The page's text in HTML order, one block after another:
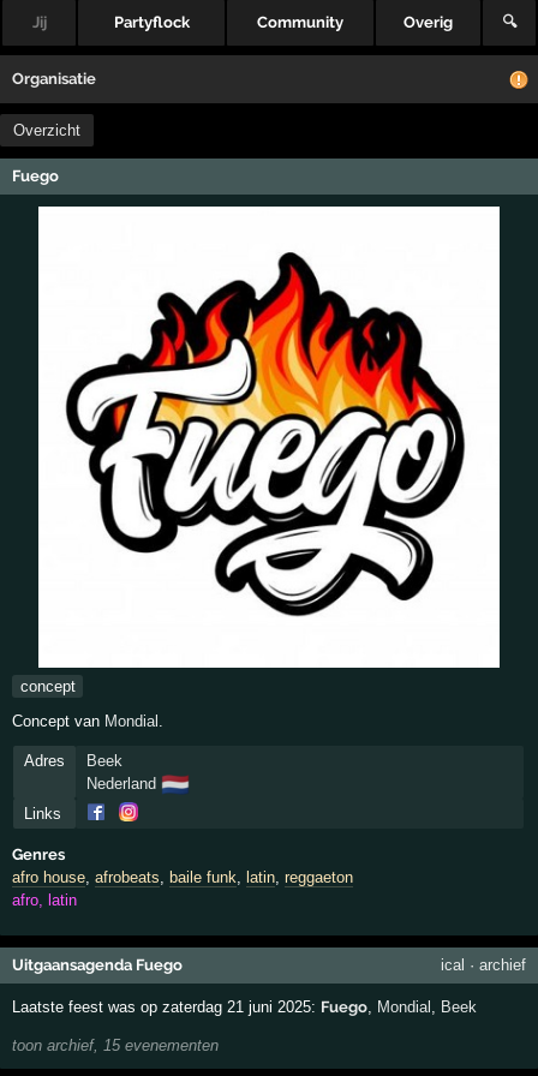
Jij Partyflock Community Overig 🔍
Organisatie
Overzicht
Fuego
concept
Concept van Mondial .
Adres
Beek
Nederland 🇳🇱
Links
Genres
afro house ,afrobeats ,baile funk ,latin ,reggaeton
afro, latin
Uitgaansagenda Fuego ical · archief
Laatste feest was op zaterdag 21 juni 2025: Fuego Mondial Beek
toon archief, 15 evenementen